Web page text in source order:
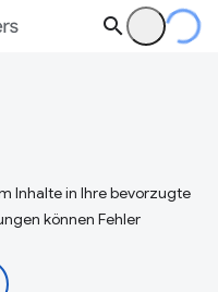
Inhalte in Ihre bevorzugte
können Fehler